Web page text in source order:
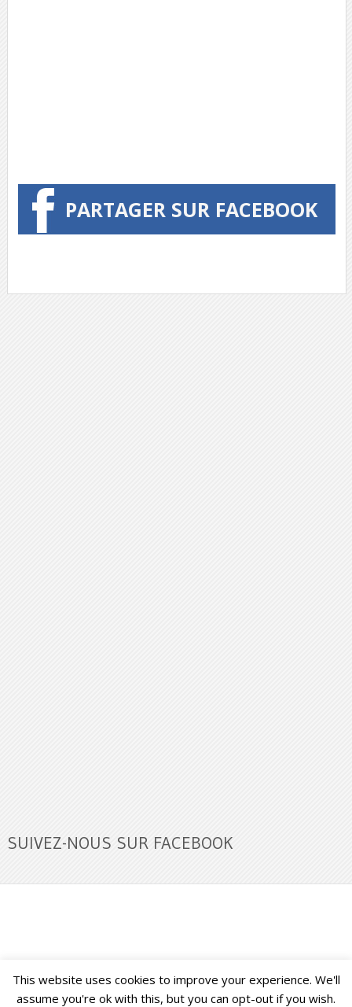
PARTAGER SUR FACEBOOK
SUIVEZ-NOUS SUR FACEBOOK
Buzz Ultra Copyright © 2026. Back to Top ↑
This website uses cookies to improve your experience. We'll
assume you're ok with this, but you can opt-out if you wish.